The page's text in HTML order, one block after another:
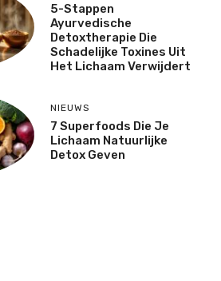
5-Stappen
Ayurvedische
Detoxtherapie Die
Schadelijke Toxines Uit
Het Lichaam Verwijdert
NIEUWS
7 Superfoods Die Je
Lichaam Natuurlijke
Detox Geven